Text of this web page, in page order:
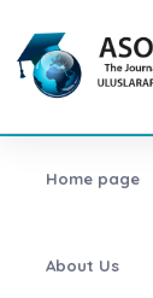
Home page
About Us